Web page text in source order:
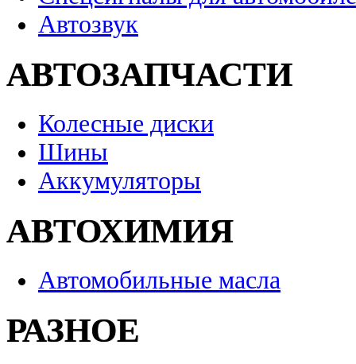
Автозвук
АВТОЗАПЧАСТИ
Колесные диски
Шины
Аккумуляторы
АВТОХИМИЯ
Автомобильные масла
РАЗНОЕ